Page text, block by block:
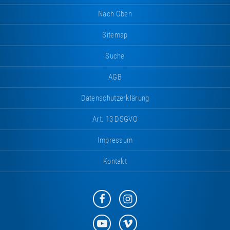
Nach Oben
Sitemap
Suche
AGB
Datenschutzerklärung
Art. 13 DSGVO
Impressum
Kontakt
Eurotramp
auf
Facebook
Eurotramp
auf
Instagram
EurotrampEurotramp